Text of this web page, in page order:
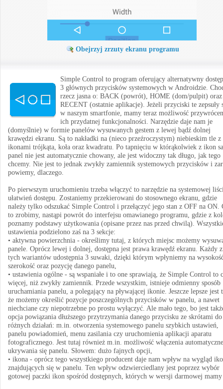
Obejrzyj zrzuty ekranu programu
Simple Control to program oferujący alternatywny
3 głównych przycisków systemowych w Androidzie.
rzecz jasna o: BACK (powrót), HOME (dom/pulpit) oraz
RECENT (ostatnie aplikacje). Jeżeli przyciski te zepsuły
w naszym smartfonie, mamy teraz możliwość
ich przydatnej funkcjonalności. Narzędzie daje nam je
(domyślnie) w formie panelów wysuwanych gestem z lewej bądź dolnej
krawędzi ekranu. Są to nakładki na (nieco przeźroczystym) niebieskim tle z
ikonami trójkąta, koła oraz kwadratu. Po tapnięciu w którąkolwiek z ikon
panel nie jest automatycznie chowany, ale jest widoczny tak długo, jak tego
chcemy. Nie jest to jednak zwykły zamiennik systemowych przycisków i
powiemy, dlaczego.
Po pierwszym uruchomieniu trzeba włączyć to narzędzie na systemowej
ułatwień dostępu. Zostaniemy przekierowani do stosownego ekranu, gdzie
należy tylko odszukać Simple Control i przełączyć jego stan z OFF na ON.
to zrobimy, nastąpi powrót do interfejsu omawianego programu, gdzie z
poznamy podstawy użytkowania (opisane przez nas przed chwilą).
ustawienia podzielono zaś na 3 sekcje:
• aktywna powierzchnia - określimy tutaj, z których miejsc możemy
panele. Oprócz lewej i dolnej, dostępna jest prawa krawędź ekranu. Każdy z
tych wariantów udostępnia 3 suwaki, dzięki którym wpłyniemy na
szerokość oraz pozycję danego panelu,
• ustawienia ogólne - są wspaniałe i to one sprawiają, że Simple Control to
więcej, niż zwykły zamiennik. Przede wszystkim, istnieje odmienny sposób
uruchamiania panelu, a polegający na pływającej ikonie. Jeszcze lepsze jest
że możemy określić pozycje poszczególnych przycisków w panelu, a nawet
niechciane czy niepotrzebne po prostu wyłączyć. Ale mało tego, bo jest
opcja powiązania dłuższego przytrzymania danego przycisku ze skrótami do
różnych działań: m.in. otworzenia systemowego panelu szybkich ustawień,
panelu powiadomień, menu zasilania czy uruchomienia aplikacji aparatu
fotograficznego. Jest tutaj również m.in. możliwość włączenia
ukrywania się panelu. Słowem: dużo fajnych opcji,
• ikona - oprócz tego wszystkiego producent daje nam wpływ na wygląd
znajdujących się w panelu. Ten wpływ odzwierciedlany jest poprzez wybór
gotowej paczki ikon spośród dostępnych, których w wersji darmowej